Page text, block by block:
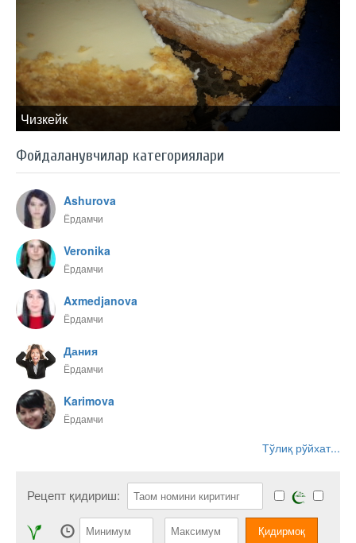
Чизкейк
Фойдаланувчилар категориялари
Ashurova
Ёрдамчи
Veronika
Ёрдамчи
Axmedjanova
Ёрдамчи
Дания
Ёрдамчи
Karimova
Ёрдамчи
Тўлиқ рўйхат...
Рецепт қидириш: